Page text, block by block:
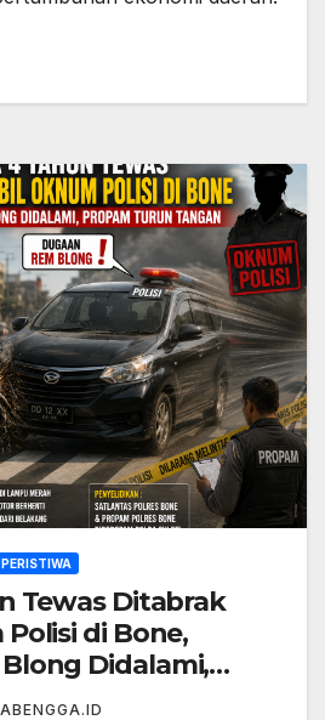
PERISTIWA
Tewas Ditabrak
di Bone,
Didalami,
Tangan